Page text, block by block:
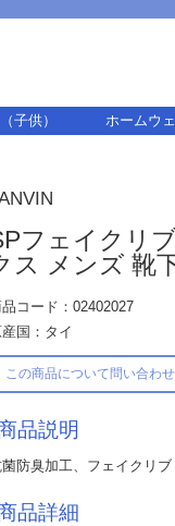
子供） ホームウ
フェイクリ
ス メンズ 靴
コード：02402027
産国：タイ
この商品について問い合わ
品説明
防臭加工、フェイクリブ
品詳細